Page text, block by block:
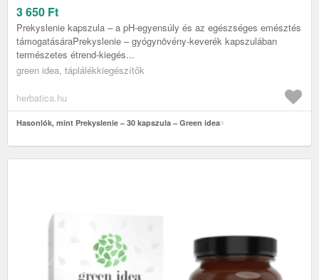
3 650 Ft
Prekyslenie kapszula – a pH-egyensúly és az egészséges emésztés
támogatásáraPrekyslenie – gyógynövény-keverék kapszulában
természetes étrend-kiegés...
green idea, táplálékkiegészítők
herbatica.hu
Hasonlók, mint Prekyslenie – 30 kapszula – Green idea